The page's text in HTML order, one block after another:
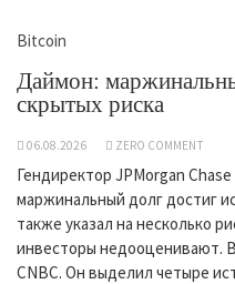
Bitcoin
Даймон:
скрытых риска
06.08.2026 ZERO COMMENT
Гендиректор JPMorgan
маржинальный долг достиг
также указал на несколько
инвесторы недооценивают.
CNBC. Он выделил четыре